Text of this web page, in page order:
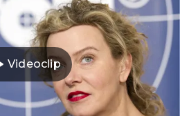
Videoclip